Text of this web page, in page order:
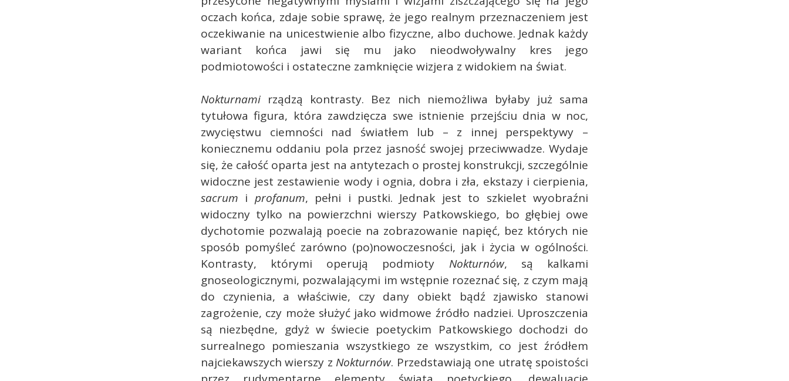
oczach końca, zdaje sobie sprawę, że jego realnym przeznaczeniem jest
oczekiwanie na unicestwienie albo fizyczne, albo duchowe. Jednak każdy
wariant końca jawi się mu jako nieodwoływalny kres jego
podmiotowości i ostateczne zamknięcie wizjera z widokiem na świat.
Nokturnami rządzą kontrasty. Bez nich niemożliwa byłaby już sama
tytułowa figura, która zawdzięcza swe istnienie przejściu dnia w noc,
zwycięstwu ciemności nad światłem lub – z innej perspektywy –
koniecznemu oddaniu pola przez jasność swojej przeciwwadze. Wydaje
się, że całość oparta jest na antytezach o prostej konstrukcji, szczególnie
widoczne jest zestawienie wody i ognia, dobra i zła, ekstazy i cierpienia,
sacrum i profanum, pełni i pustki. Jednak jest to szkielet wyobraźni
widoczny tylko na powierzchni wierszy Patkowskiego, bo głębiej owe
dychotomie pozwalają poecie na zobrazowanie napięć, bez których nie
sposób pomyśleć zarówno (po)nowoczesności, jak i życia w ogólności.
Kontrasty, którymi operują podmioty Nokturnów, są kalkami
gnoseologicznymi, pozwalającymi im wstępnie rozeznać się, z czym mają
do czynienia, a właściwie, czy dany obiekt bądź zjawisko stanowi
zagrożenie, czy może służyć jako widmowe źródło nadziei. Uproszczenia
są niezbędne, gdyż w świecie poetyckim Patkowskiego dochodzi do
surrealnego pomieszania wszystkiego ze wszystkim, co jest źródłem
najciekawszych wierszy z Nokturnów. Przedstawiają one utratę spoistości